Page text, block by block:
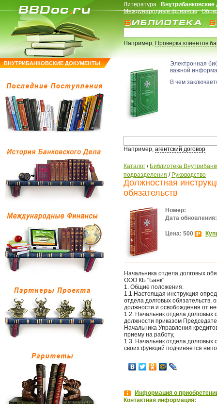
ВНУТРИБАНКОВСКИЕ ДОКУМЕНТЫ
Литература
Международные финансы
Например,Проверка клиентов
Электронная
важной
В чем
Например, агентский договор
Каталог / Библиотека
подразделения / Руководство
Должностная
обязательств
Номер:
Дата обновления:
Цена: 500
Начальника отдела долговых
ООО КБ "Банк"
1. Общие положения.
1.1.Настоящая инструкция
отдела долговых обязательств,
должности и освобождения от
1.2. Начальник отдела долговых
должности приказом
Начальника Управления
приему на работу,
1.3. Начальник отдела долговых
своих функций подчиняется
Информация о
Контактная информация: